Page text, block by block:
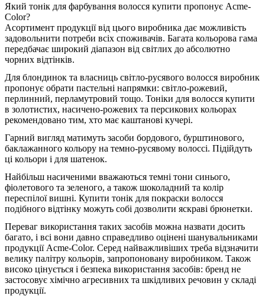
Який тонік для фарбування волосся купити пропонує Acme-
Color?
Асортимент продукції від цього виробника дає можливість
задовольнити потреби всіх споживачів. Багата кольорова гама
передбачає широкий діапазон від світлих до абсолютно
чорних відтінків.
Для блондинок та власниць світло-русявого волосся виробник
пропонує обрати пастельні напрямки: світло-рожевий,
перлинний, перламутровий тощо. Тоніки для волосся купити
в золотистих, насичено-рожевих та персикових кольорах
рекомендовано тим, хто має каштанові кучері.
Гарний вигляд матимуть засоби бордового, бурштинового,
баклажанного кольору на темно-русявому волоссі. Підійдуть
ці кольори і для шатенок.
Найбільш насиченими вважаються темні тони синього,
фіолетового та зеленого, а також шоколадний та колір
переспілої вишні. Купити тонік для покраски волосся
подібного відтінку можуть собі дозволити яскраві брюнетки.
Переваг використання таких засобів можна назвати досить
багато, і всі вони давно справедливо оцінені шанувальниками
продукції Acme-Color. Серед найважливіших треба відзначити
велику палітру кольорів, запропоновану виробником. Також
високо цінується і безпека використання засобів: бренд не
застосовує хімічно агресивних та шкідливих речовин у складі
продукції.